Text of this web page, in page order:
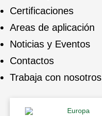
Certificaciones
Areas de aplicación
Noticias y Eventos
Contactos
Trabaja con nosotros
Europa